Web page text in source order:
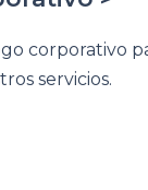
corporativo
servicios.